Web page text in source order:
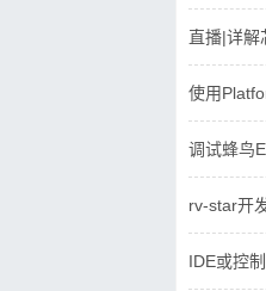
直播|详解
使用
调试蜂鸟
rv-star开
IDE或控